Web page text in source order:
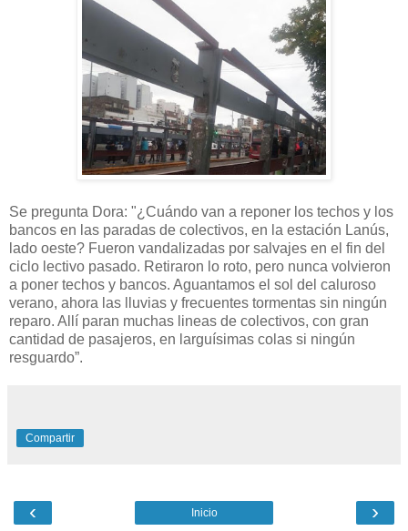
Se pregunta Dora: "¿Cuándo van a reponer los techos y los
bancos en las paradas de colectivos, en la estación Lanús,
lado oeste? Fueron vandalizadas por salvajes en el fin del
ciclo lectivo pasado. Retiraron lo roto, pero nunca volvieron
a poner techos y bancos. Aguantamos el sol del caluroso
verano, ahora las lluvias y frecuentes tormentas sin ningún
reparo. Allí paran muchas lineas de colectivos, con gran
cantidad de pasajeros, en larguísimas colas si ningún
resguardo”.
Compartir
‹ ›
Inicio